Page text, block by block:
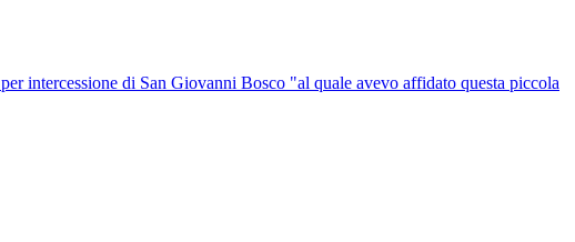
intercessione di San Giovanni Bosco "al quale avevo affidato questa piccola